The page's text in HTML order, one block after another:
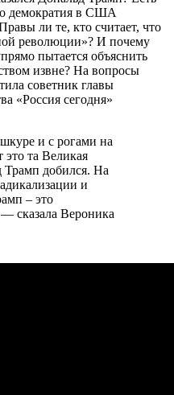
демократия в США
ли те, кто считает, что
революции»? И почему
пытается объяснить
извне? На вопросы
советник главы
«Россия сегодня»
и с рогами на
это та Великая
Трамп добился. На
и
– это
сказала Вероника